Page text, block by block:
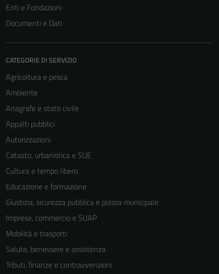
Enti e Fondazioni
Documenti e Dati
CATEGORIE DI SERVIZIO
Agricoltura e pesca
Ambiente
Anagrafe e stato civile
Appalti pubblici
Autorizzazioni
Catasto, urbanistica e SUE
Cultura e tempo libero
Educazione e formazione
Giustizia, sicurezza pubblica e polizia municipale
Imprese, commercio e SUAP
Mobilità e trasporti
Salute, benessere e assistenza
Tributi, finanze e contravvenzioni